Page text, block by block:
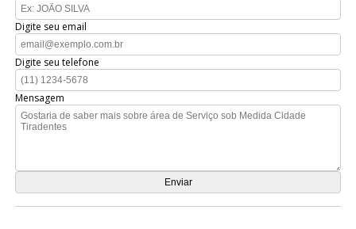
Digite seu email
Digite seu telefone
Mensagem